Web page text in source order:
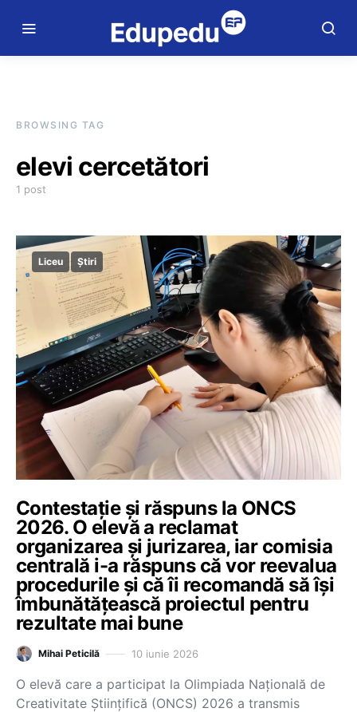
BROWSING TAG
elevi cercetători
1 post
Liceu Știri
Contestație și răspuns la ONCS
2026. O elevă a reclamat
organizarea și jurizarea, iar comisia
centrală i-a răspuns că vor reevalua
procedurile și că îi recomandă să își
îmbunătățească proiectul pentru
rezultate mai bune
Mihai Peticilă 10 iunie 2026
O elevă care a participat la Olimpiada Națională de
Creativitate Științifică (ONCS) 2026 a transmis